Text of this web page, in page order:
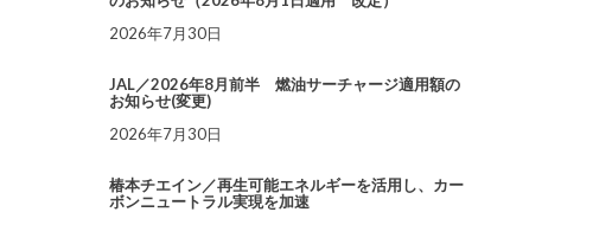
2026年7月30日
JAL／2026年8月前半 燃油サーチャージ適用額の
お知らせ(変更)
2026年7月30日
椿本チエイン／再生可能エネルギーを活用し、カー
ボンニュートラル実現を加速